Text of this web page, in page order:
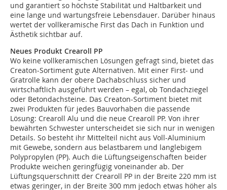
und garantiert so höchste Stabilität und Haltbarkeit und
eine lange und wartungsfreie Lebensdauer. Darüber hinaus
wertet der vollkeramische First das Dach in Funktion und
Ästhetik sichtbar auf.
Neues Produkt Crearoll PP
Wo keine vollkeramischen Lösungen gefragt sind, bietet das
Creaton-Sortiment gute Alternativen. Mit einer First- und
Gratrolle kann der obere Dachabschluss sicher und
wirtschaftlich ausgeführt werden – egal, ob Tondachziegel
oder Betondachsteine. Das Creaton-Sortiment bietet mit
zwei Produkten für jedes Bauvorhaben die passende
Lösung: Crearoll Alu und die neue Crearoll PP. Von ihrer
bewährten Schwester unterscheidet sie sich nur in wenigen
Details. So besteht ihr Mittelteil nicht aus Voll-Aluminium
mit Gewebe, sondern aus belastbarem und langlebigem
Polypropylen (PP). Auch die Lüftungseigenschaften beider
Produkte weichen geringfügig voneinander ab. Der
Lüftungsquerschnitt der Crearoll PP in der Breite 220 mm ist
etwas geringer, in der Breite 300 mm jedoch etwas höher als